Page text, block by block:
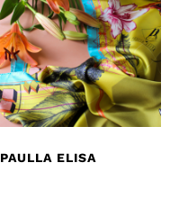
PAULLA ELISA